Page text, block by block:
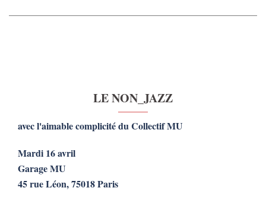
LE NON_JAZZ
avec l'aimable complicité du Collectif MU
Mardi 16 avril
Garage MU
45 rue Léon, 75018 Paris